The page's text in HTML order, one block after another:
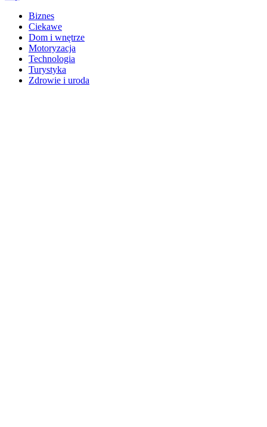
Biznes
Ciekawe
Dom i wnętrze
Motoryzacja
Technologia
Turystyka
Zdrowie i uroda